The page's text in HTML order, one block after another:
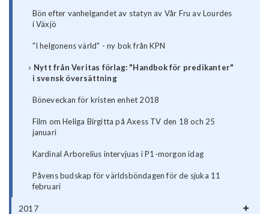
Bön efter vanhelgandet av statyn av Vår Fru av Lourdes
i Växjö
"I helgonens värld" - ny bok från KPN
Nytt från Veritas förlag: "Handbok för predikanter"
i svensk översättning
Böneveckan för kristen enhet 2018
Film om Heliga Birgitta på Axess TV den 18 och 25
januari
Kardinal Arborelius intervjuas i P1-morgon idag
Påvens budskap för världsböndagen för de sjuka 11
februari
2017